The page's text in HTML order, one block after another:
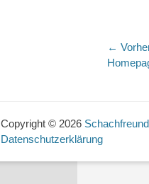
←
Copyright © 2026
Datenschutzerklärung